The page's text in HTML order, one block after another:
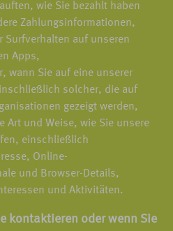
wie Sie bezahlt haben
Zahlungsinformationen,
Surfverhalten auf unseren
Apps,
wann Sie auf eine unserer
solcher, die auf
gezeigt werden,
Art und Weise, wie Sie unsere
einschließlich
Online-
und Browser-Details,
und Aktivitäten.
kontaktieren oder wenn Sie